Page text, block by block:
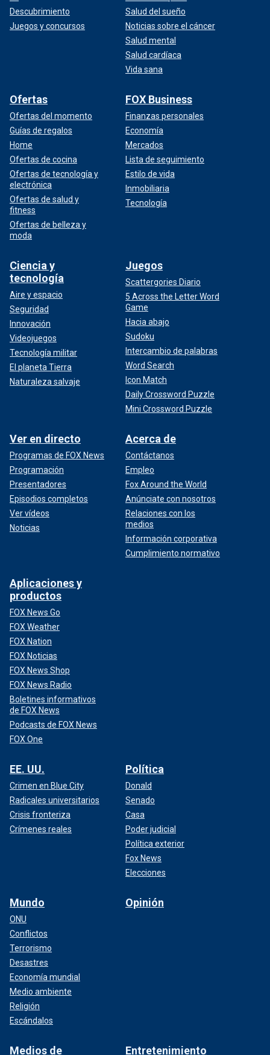
Descubrimiento
Juegos y concursos
Salud del sueño
Noticias sobre el cáncer
Salud mental
Salud cardíaca
Vida sana
Ofertas
Ofertas del momento
Guías de regalos
Home
Ofertas de cocina
Ofertas de tecnología y
electrónica
Ofertas de salud y
fitness
Ofertas de belleza y
moda
FOX Business
Finanzas personales
Economía
Mercados
Lista de seguimiento
Estilo de vida
Inmobiliaria
Tecnología
Ciencia y
tecnología
Aire y espacio
Seguridad
Innovación
Videojuegos
Tecnología militar
El planeta Tierra
Naturaleza salvaje
Juegos
Scattergories Diario
5 Across the Letter Word
Game
Hacia abajo
Sudoku
Intercambio de palabras
Word Search
Icon Match
Daily Crossword Puzzle
Mini Crossword Puzzle
Ver en directo
Programas de FOX News
Programación
Presentadores
Episodios completos
Ver vídeos
Noticias
Acerca de
Contáctanos
Empleo
Fox Around the World
Anúnciate con nosotros
Relaciones con los
medios
Información corporativa
Cumplimiento normativo
Aplicaciones y
productos
FOX News Go
FOX Weather
FOX Nation
FOX Noticias
FOX News Shop
FOX News Radio
Boletines informativos
de FOX News
Podcasts de FOX News
FOX One
EE. UU.
Crimen en Blue City
Radicales universitarios
Crisis fronteriza
Crímenes reales
Política
Donald
Senado
Casa
Poder judicial
Política exterior
Fox News
Elecciones
Mundo
ONU
Conflictos
Terrorismo
Desastres
Economía mundial
Medio ambiente
Religión
Escándalos
Opinión
Medios de
Entretenimiento